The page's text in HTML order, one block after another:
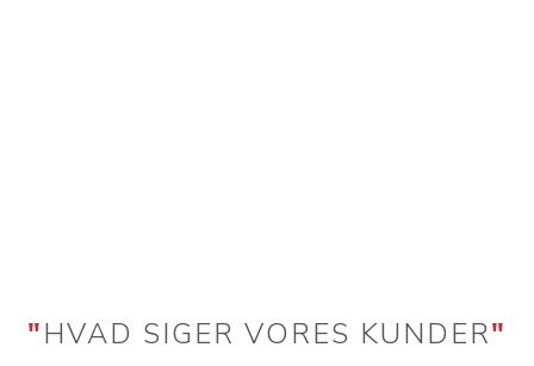
"HVAD SIGER VORES KUNDER"